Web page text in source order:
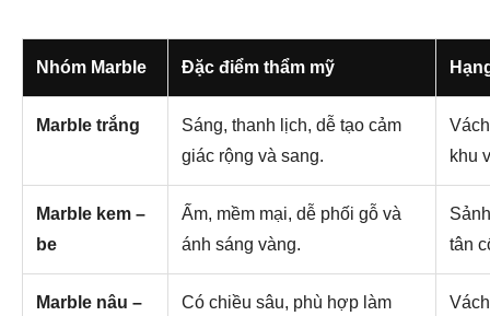
Nhóm Marble Đặc điểm thẩm mỹ
Marble trắng
Sáng, thanh lịch, dễ tạo cảm
giác rộng và sang.
khu
Marble kem –
be
Ấm, mềm mại, dễ phối gỗ và
ánh sáng vàng.
tân
Marble nâu –
Có chiều sâu, phù hợp làm